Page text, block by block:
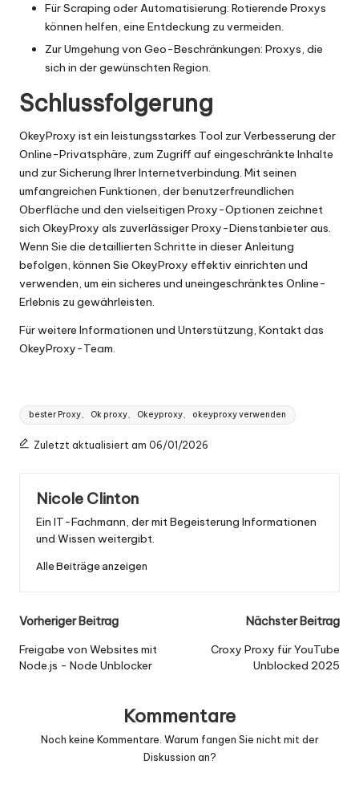
Für Scraping oder Automatisierung: Rotierende Proxys
können helfen, eine Entdeckung zu vermeiden.
Zur Umgehung von Geo-Beschränkungen: Proxys, die
sich in der gewünschten Region.
Schlussfolgerung
OkeyProxy ist ein leistungsstarkes Tool zur Verbesserung der
Online-Privatsphäre, zum Zugriff auf eingeschränkte Inhalte
und zur Sicherung Ihrer Internetverbindung. Mit seinen
umfangreichen Funktionen, der benutzerfreundlichen
Oberfläche und den vielseitigen Proxy-Optionen zeichnet
sich OkeyProxy als zuverlässiger Proxy-Dienstanbieter aus.
Wenn Sie die detaillierten Schritte in dieser Anleitung
befolgen, können Sie OkeyProxy effektiv einrichten und
verwenden, um ein sicheres und uneingeschränktes Online-
Erlebnis zu gewährleisten.
Für weitere Informationen und Unterstützung, Kontaktdas
OkeyProxy-Team.
Tags:
bester Proxy、 Ok proxy、 Okeyproxy、 okeyproxy verwenden
Zuletzt aktualisiert am 06/01/2026
Nicole Clinton
Ein IT-Fachmann, der mit Begeisterung Informationen
und Wissen weitergibt.
Alle Beiträge anzeigen
Nach
der
Navigation
Vorheriger Beitrag
Freigabe von Websites mit
Node.js - Node Unblocker
Nächster Beitrag
Croxy Proxy für YouTube
Unblocked 2025
Kommentare
Noch keine Kommentare. Warum fangen Sie nicht mit der
Diskussion an?